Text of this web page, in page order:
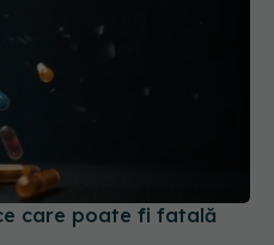
care poate fi fatală